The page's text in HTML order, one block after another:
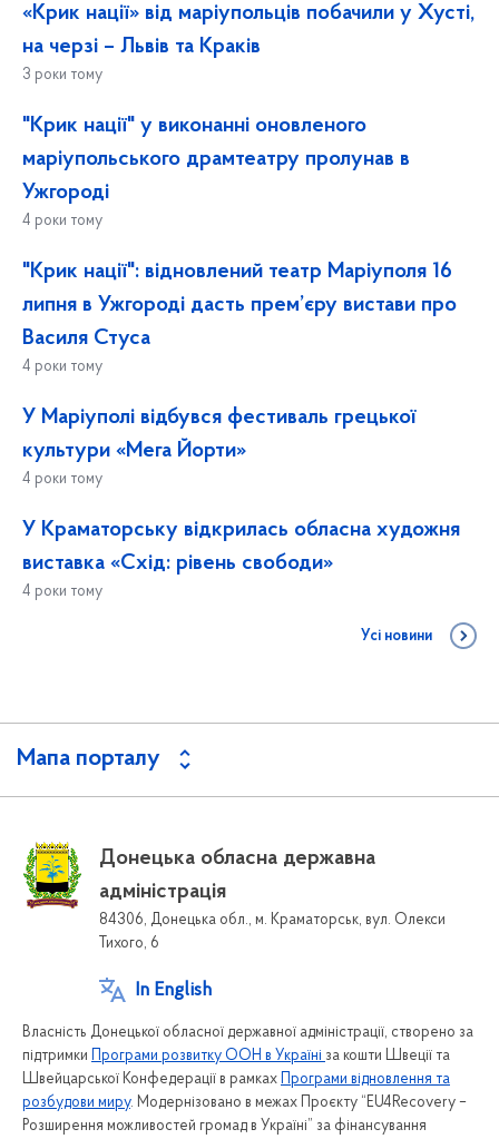
«Крик нації» від маріупольців побачили у Хусті,
на черзі – Львів та Краків
3 роки тому
"Крик нації" у виконанні оновленого
маріупольського драмтеатру пролунав в
Ужгороді
4 роки тому
"Крик нації": відновлений театр Маріуполя 16
липня в Ужгороді дасть прем’єру вистави про
Василя Стуса
4 роки тому
У Маріуполі відбувся фестиваль грецької
культури «Мега Йорти»
4 роки тому
У Краматорську відкрилась обласна художня
виставка «Схід: рівень свободи»
4 роки тому
Усі новини
Мапа порталу
Донецька обласна державна
адміністрація
84306, Донецька обл., м. Краматорськ, вул. Олекси
Тихого, 6
In English
Власність Донецької обласної державної адміністрації, створено за
підтримки
Програми розвитку ООН в Україні за кошти Швеції та
Швейцарської Конфедерації в рамках
Програми відновлення та
розбудови миру. Модернізовано в межах Проєкту “EU4Recovery –
Розширення можливостей громад в Україні” за фінансування